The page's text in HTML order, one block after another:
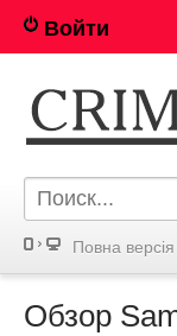
Войти
Повна
Обзор